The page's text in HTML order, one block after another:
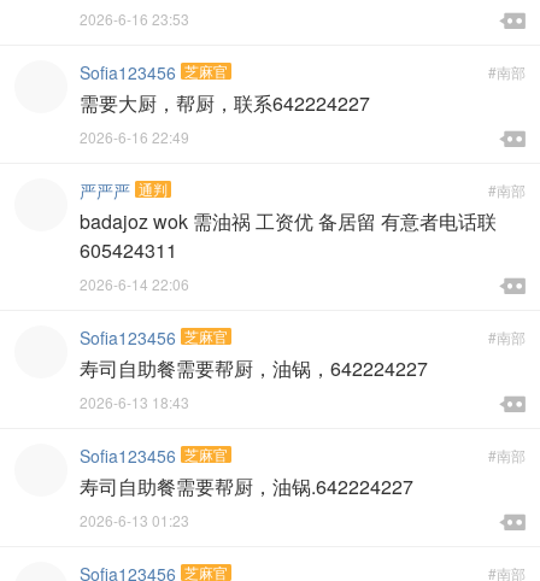

2026-6-16 23:53 
#南部
Sofia123456 芝麻官
需要大厨，帮厨，联系642224227

2026-6-16 22:49 
#南部
严严严 通判
badajoz wok 需油祸 工资优 备居留 有意者电话联
605424311

2026-6-14 22:06 
#南部
Sofia123456 芝麻官
寿司自助餐需要帮厨，油锅，642224227

2026-6-13 18:43 
#南部
Sofia123456 芝麻官
寿司自助餐需要帮厨，油锅.642224227

2026-6-13 01:23 
#南部
Sofia123456 芝麻官